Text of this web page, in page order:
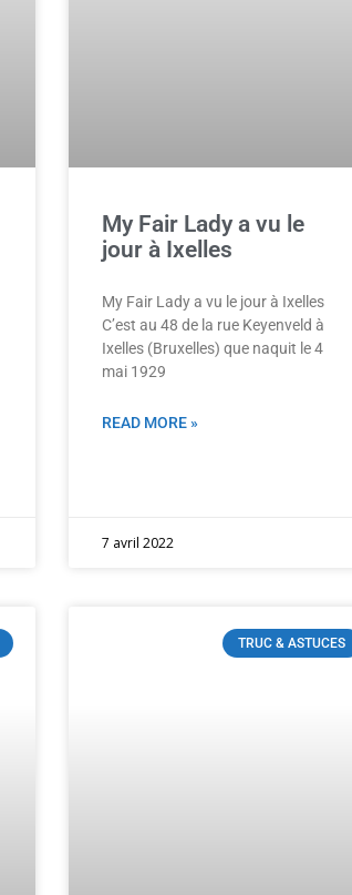
My Fair Lady a vu le
jour à Ixelles
My Fair Lady a vu le jour à Ixelles
C’est au 48 de la rue Keyenveld à
Ixelles (Bruxelles) que naquit le 4
mai 1929
READ MORE »
7 avril 2022
TRUC & ASTUCES